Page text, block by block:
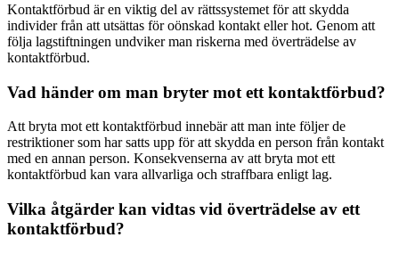
Kontaktförbud är en viktig del av rättssystemet för att skydda
individer från att utsättas för oönskad kontakt eller hot. Genom att
följa lagstiftningen undviker man riskerna med överträdelse av
kontaktförbud.
Vad händer om man bryter mot ett kontaktförbud?
Att bryta mot ett kontaktförbud innebär att man inte följer de
restriktioner som har satts upp för att skydda en person från kontakt
med en annan person. Konsekvenserna av att bryta mot ett
kontaktförbud kan vara allvarliga och straffbara enligt lag.
Vilka åtgärder kan vidtas vid överträdelse av ett
kontaktförbud?